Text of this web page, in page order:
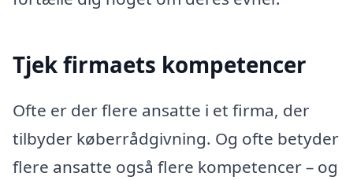
Tjek firmaets kompetencer
Ofte er der flere ansatte i et firma, der
tilbyder køberrådgivning. Og ofte betyder
flere ansatte også flere kompetencer – og